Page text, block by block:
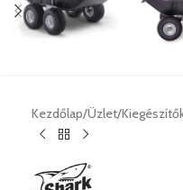
Kezdőlap/Üzlet/